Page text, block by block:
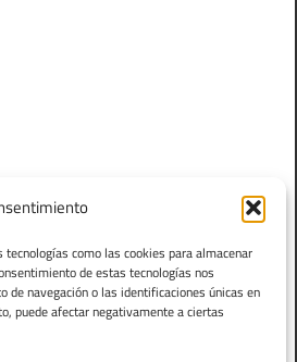
como las cookies para almacenar
de estas tecnologías nos
navegación o las identificaciones únicas en
puede afectar negativamente a ciertas